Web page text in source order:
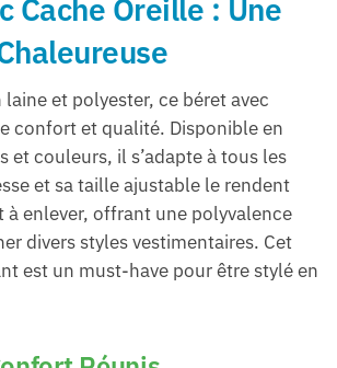
Cache Oreille : Une
et polyester, ce béret avec
confort et qualité. Disponible en
et couleurs, il s’adapte à tous les
et sa taille ajustable le rendent
à enlever, offrant une polyvalence
divers styles vestimentaires. Cet
est un must-have pour être stylé en